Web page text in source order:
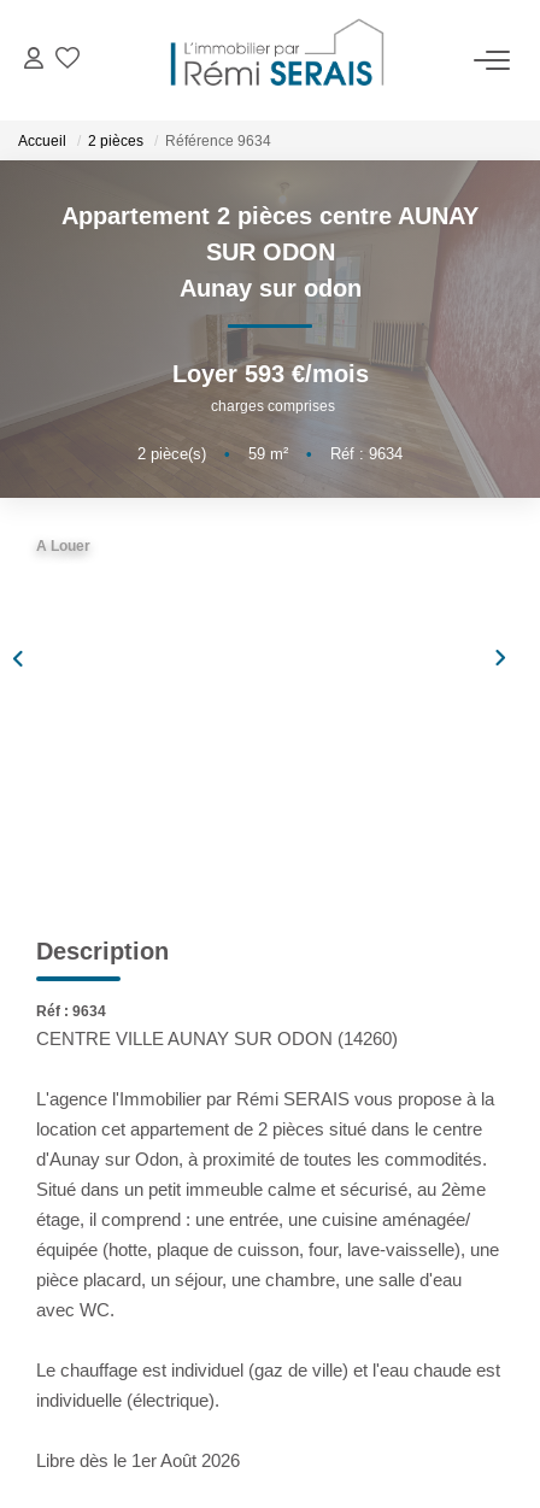
LOUER
VENDRE
BIENS VENDUS
ADMINISTRATION DE BIENS
Accueil 2 pièces Référence 9634
Appartement 2 pièces centre AUNAY
SUR ODON
Aunay sur odon
Loyer 593 €/mois
charges comprises
2 pièce(s) • 59 m² • Réf : 9634
A Louer
Description
Réf : 9634
CENTRE VILLE AUNAY SUR ODON (14260)
L'agence l'Immobilier par Rémi SERAIS vous propose à la
location cet appartement de 2 pièces situé dans le centre
d'Aunay sur Odon, à proximité de toutes les commodités.
Situé dans un petit immeuble calme et sécurisé, au 2ème
étage, il comprend : une entrée, une cuisine aménagée/
équipée (hotte, plaque de cuisson, four, lave-vaisselle), une
pièce placard, un séjour, une chambre, une salle d'eau
avec WC.
Le chauffage est individuel (gaz de ville) et l'eau chaude est
individuelle (électrique).
Libre dès le 1er Août 2026